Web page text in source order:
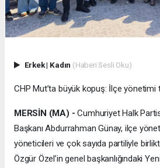
Erkek| Kadın (Haberi Sesli Oku)
CHP Mut’ta büyük kopuş: İlçe
MERSİN (MA) - Cumhuriyet Halk
Başkanı Abdurrahman Günay, ilçe
yöneticileri ve çok sayıda partiliyle
Özgür Özel’in genel başkanlığındaki